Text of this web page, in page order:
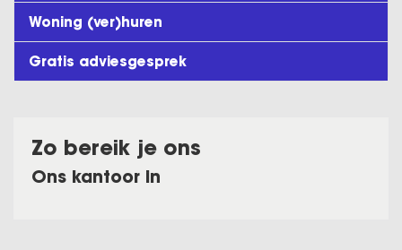
Woning (ver)huren
Gratis adviesgesprek
Zo bereik je ons
Ons kantoor in